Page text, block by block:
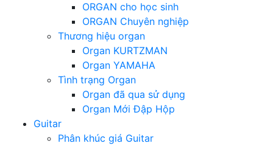
ORGAN cho học sinh
ORGAN Chuyên nghiệp
Thương hiệu organ
Organ KURTZMAN
Organ YAMAHA
Tình trạng Organ
Organ đã qua sử dụng
Organ Mới Đập Hộp
Guitar
Phân khúc giá Guitar